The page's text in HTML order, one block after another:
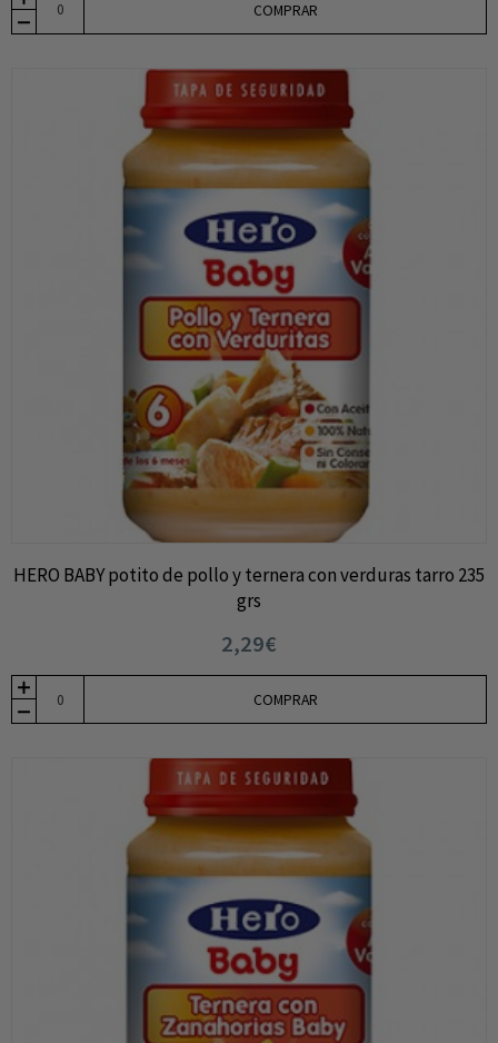
COMPRAR
HERO BABY potito de pollo y ternera con verduras tarro 235
grs
2,29€
COMPRAR